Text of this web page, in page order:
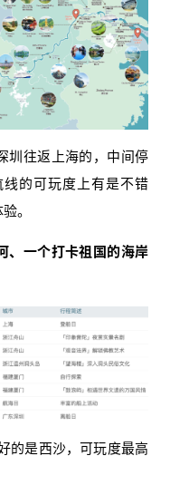
圳往返上海的，中间停
的可玩度上有是不错
。
、一个打卡祖国的海岸
的是西沙，可玩度最高